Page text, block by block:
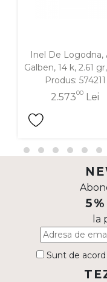
Inel De Logodna,
Galben, 14 k, 2.61
Produs: 574211
2.57300 Lei
la
Sunt de acord